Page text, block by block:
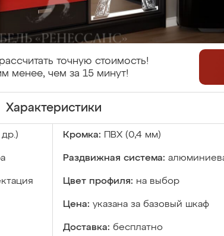
точную стоимость!
менее, чем за 15 минут!
Характеристики
Кромка: ПВХ (0,4 мм)
Раздвижная система:
Цвет профиля: на выбор
Цена: указана за базовый шкаф
Доставка: бесплатно